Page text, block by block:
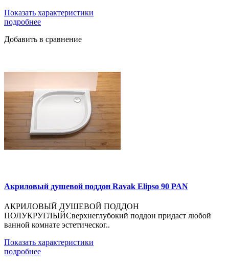
Показать характеристики
подробнее
Добавить в сравнение
Акриловый душевой поддон Ravak Elipso 90 PAN
АКРИЛОВЫЙ ДУШЕВОЙ ПОДДОН
ПОЛУКРУГЛЫЙСверхнеглубокий поддон придаст любой
ванной комнате эстетическог..
Показать характеристики
подробнее